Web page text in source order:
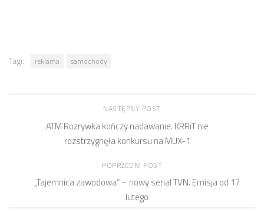
Tagi: reklama samochody
NASTĘPNY POST
ATM Rozrywka kończy nadawanie. KRRiT nie
rozstrzygnęła konkursu na MUX-1
POPRZEDNI POST
„Tajemnica zawodowa” – nowy serial TVN. Emisja od 17
lutego